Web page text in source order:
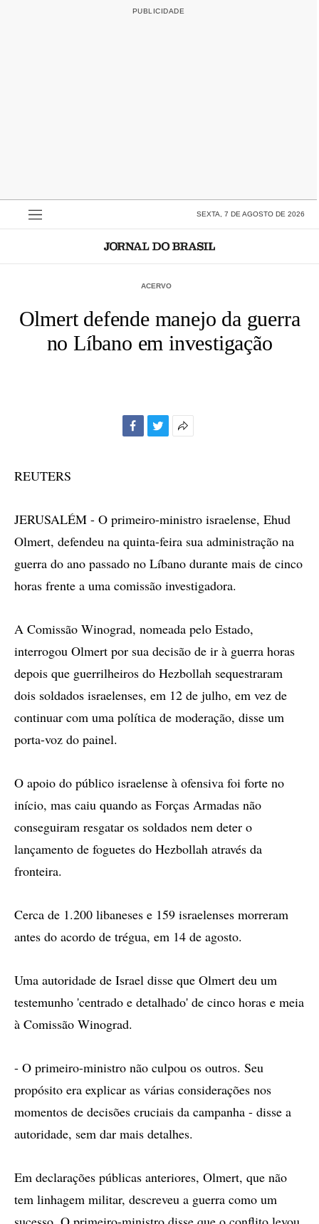
SEXTA, 7 DE AGOSTO DE 2026
ACERVO
Olmert defende manejo da guerra
no Líbano em investigação
REUTERS
JERUSALÉM - O primeiro-ministro israelense, Ehud
Olmert, defendeu na quinta-feira sua administração na
guerra do ano passado no Líbano durante mais de cinco
horas frente a uma comissão investigadora.
A Comissão Winograd, nomeada pelo Estado,
interrogou Olmert por sua decisão de ir à guerra horas
depois que guerrilheiros do Hezbollah sequestraram
dois soldados israelenses, em 12 de julho, em vez de
continuar com uma política de moderação, disse um
porta-voz do painel.
O apoio do público israelense à ofensiva foi forte no
início, mas caiu quando as Forças Armadas não
conseguiram resgatar os soldados nem deter o
lançamento de foguetes do Hezbollah através da
fronteira.
Cerca de 1.200 libaneses e 159 israelenses morreram
antes do acordo de trégua, em 14 de agosto.
Uma autoridade de Israel disse que Olmert deu um
testemunho 'centrado e detalhado' de cinco horas e meia
à Comissão Winograd.
- O primeiro-ministro não culpou os outros. Seu
propósito era explicar as várias considerações nos
momentos de decisões cruciais da campanha - disse a
autoridade, sem dar mais detalhes.
Em declarações públicas anteriores, Olmert, que não
tem linhagem militar, descreveu a guerra como um